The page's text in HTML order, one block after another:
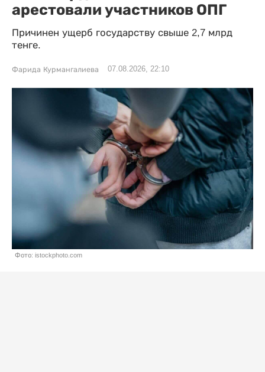
арестовали участников ОПГ
Причинен ущерб государству свыше 2,7 млрд
тенге.
Фарида Курмангалиева 07.08.2026, 22:10
Фото: istockphoto.com